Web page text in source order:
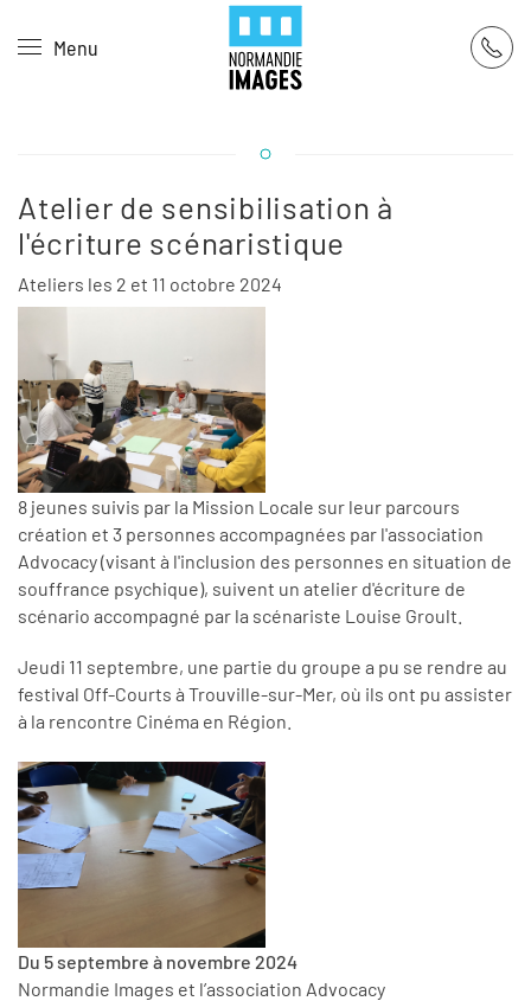
Skip to main content
Menu
Atelier de sensibilisation à
l'écriture scénaristique
Ateliers les 2 et 11 octobre 2024
8 jeunes suivis par la Mission Locale sur leur parcours
création et 3 personnes accompagnées par l'association
Advocacy (visant à l'inclusion des personnes en situation de
souffrance psychique), suivent un atelier d'écriture de
scénario accompagné par la scénariste Louise Groult.
Jeudi 11 septembre, une partie du groupe a pu se rendre au
festival Off-Courts à Trouville-sur-Mer, où ils ont pu assister
à la rencontre Cinéma en Région.
Du 5 septembre à novembre 2024
Normandie Images et l’association Advocacy
Panneau de gestion des cookies